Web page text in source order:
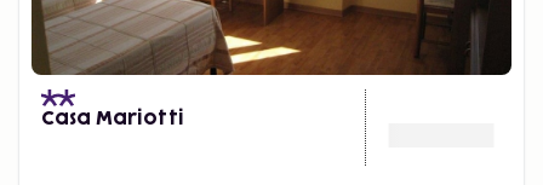
Casa Mariotti